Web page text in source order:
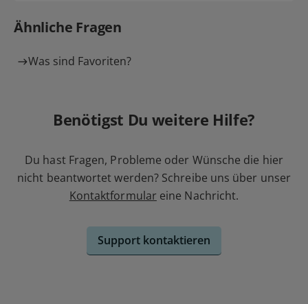
Ähnliche Fragen
Was sind Favoriten?
Benötigst Du weitere Hilfe?
Du hast Fragen, Probleme oder Wünsche die hier
nicht beantwortet werden? Schreibe uns über unser
Kontaktformular eine Nachricht.
Support kontaktieren